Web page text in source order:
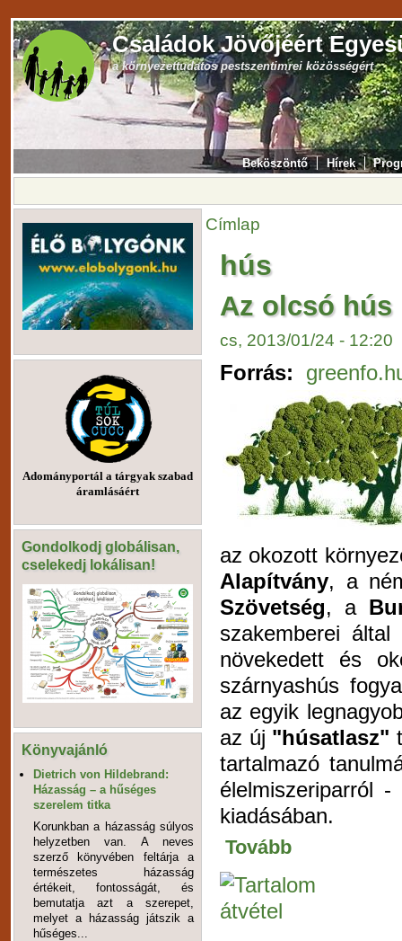
Családok Jövőjéért
a környezettudatos pestszentimrei közösségért
Beköszöntő Hírek
Adományportál a tárgyak szabad
áramlásáért
Gondolkodj globálisan,
cselekedj lokálisan!
Könyvajánló
Dietrich von Hildebrand:
Házasság – a hűséges
szerelem titka
Korunkban a házasság súlyos
helyzetben van. A neves
szerző könyvében feltárja a
természetes házasság
értékeit, fontosságát, és
bemutatja azt a szerepet,
melyet a házasság játszik a
hűséges...
Címlap
hús
Az olcsó hús
cs, 2013/01/24 - 12:20
Forrás:
az okozott
Alapítvány, a
Szövetség, a
szakemberei
növekedett és
szárnyashús
az egyik
az új "húsatlasz"
tartalmazó
élelmiszeriparról
kiadásában.
Tovább